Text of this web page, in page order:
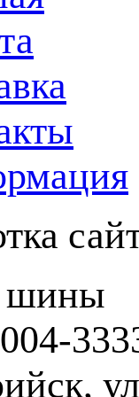
шины